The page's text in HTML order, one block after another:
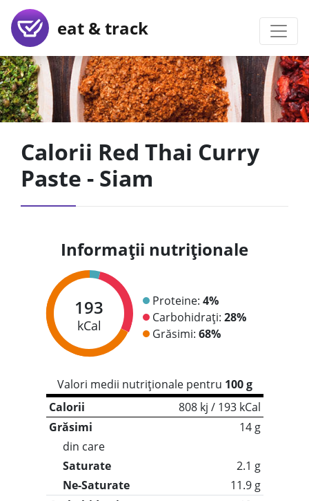
eat & track
Calorii Red Thai Curry
Paste - Siam
Informații nutriționale
193
kCal
Proteine: 4%
Carbohidrați: 28%
Grăsimi: 68%
Valori medii nutriționale pentru 100 g
Calorii
808 kj / 193 kCal
Grăsimi
14 g
din care
Saturate
2.1 g
Ne-Saturate
11.9 g